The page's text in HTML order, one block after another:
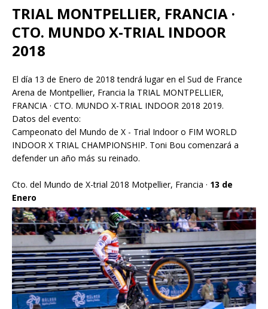
TRIAL MONTPELLIER, FRANCIA ·
CTO. MUNDO X-TRIAL INDOOR
2018
El día 13 de Enero de 2018 tendrá lugar en el Sud de France
Arena de Montpellier, Francia la TRIAL MONTPELLIER,
FRANCIA · CTO. MUNDO X-TRIAL INDOOR 2018 2019.
Datos del evento:
Campeonato del Mundo de X - Trial Indoor o FIM WORLD
INDOOR X TRIAL CHAMPIONSHIP. Toni Bou comenzará a
defender un año más su reinado.
Cto. del Mundo de X-trial 2018 Motpellier, Francia · 13 de
Enero